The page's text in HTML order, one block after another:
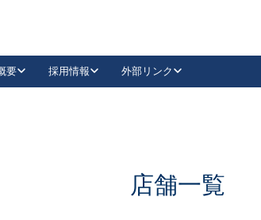
抗ウイルス・抗菌製品
要 採用情報 外部リンク
LinkedIn店舗一覧